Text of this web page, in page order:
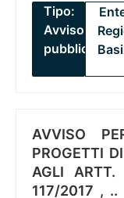
Tipo:
Avviso
pubblico
AVVISO
PROGETTI
AGLI
117/2017 , ..